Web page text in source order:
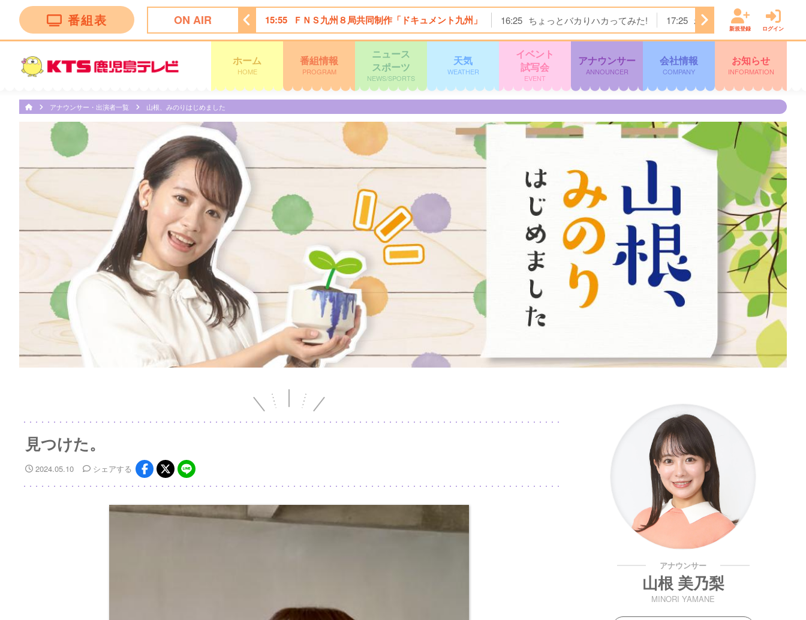
番組表 ON AIR
ー〜大分アート旅〜 奇跡体験！アンビリバボー 15:55 ＦＮＳ九州８局共同制作「ドキュメント九州」 16:25 ちょっとバカりハカってみた! 17:25 わんにゃん＋ かごしま
新規登録 ログイン
ホーム
HOME
番組情報
PROGRAM
ニュース
スポーツ
NEWS/SPORTS
天気
WEATHER
イベント
試写会
EVENT
アナウンサー
ANNOUNCER
会社情報
COMPANY
お知らせ
INFORMATION
アナウンサー・出演者一覧 山根、みのりはじめました
見つけた。
2024.05.10 シェアする
アナウンサー
山根 美乃梨
MINORI YAMANE